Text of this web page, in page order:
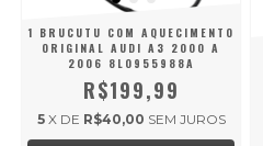
1 BRUCUTU COM AQUECIMENTO
ORIGINAL AUDI A3 2000 A
2006 8L0955988A
R$199,99
5 X DE R$40,00 SEM JUROS